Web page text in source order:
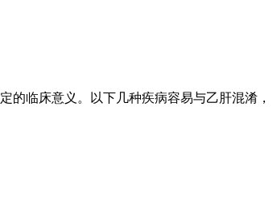
的临床意义。以下几种疾病容易与乙肝混淆，